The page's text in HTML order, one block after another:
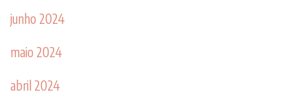
junho 2024
maio 2024
abril 2024